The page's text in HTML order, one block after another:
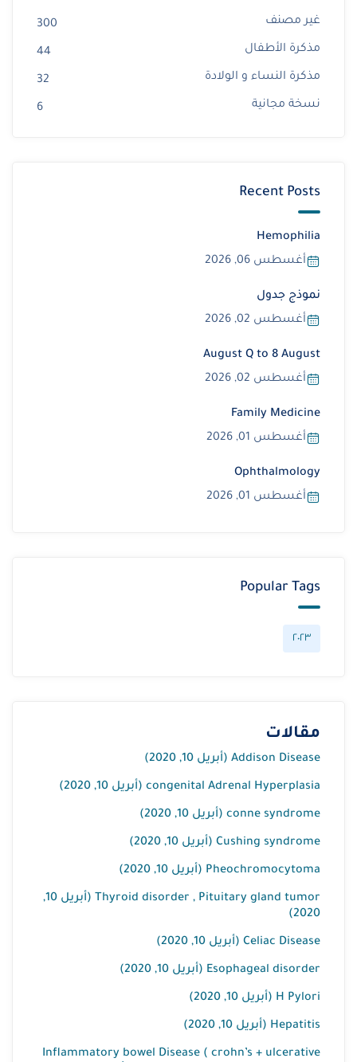
غير مصنف
300
مذكرة الأطفال
44
مذكرة النساء و الولادة
32
نسخة مجانية
6
Recent Posts
Hemophilia
أغسطس 06, 2026
نموذج جدول
أغسطس 02, 2026
August Q to 8 August
أغسطس 02, 2026
Family Medicine
أغسطس 01, 2026
Ophthalmology
أغسطس 01, 2026
Popular Tags
٢٠٢٣
مقالات
Addison Disease (أبريل 10, 2020)
congenital Adrenal Hyperplasia (أبريل 10, 2020)
conne syndrome (أبريل 10, 2020)
Cushing syndrome (أبريل 10, 2020)
Pheochromocytoma (أبريل 10, 2020)
Thyroid disorder , Pituitary gland tumor (أبريل 10,
2020)
Celiac Disease (أبريل 10, 2020)
Esophageal disorder (أبريل 10, 2020)
H Pylori (أبريل 10, 2020)
Hepatitis (أبريل 10, 2020)
Inflammatory bowel Disease ( crohn’s + ulcerative